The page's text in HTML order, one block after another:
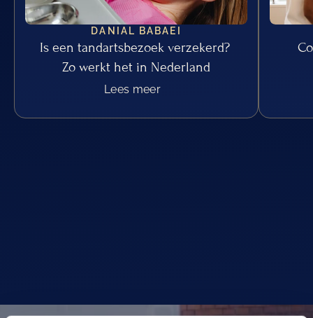
DANIAL BABAEI
Is een tandartsbezoek verzekerd?
Zo werkt het in Nederland
Lees meer